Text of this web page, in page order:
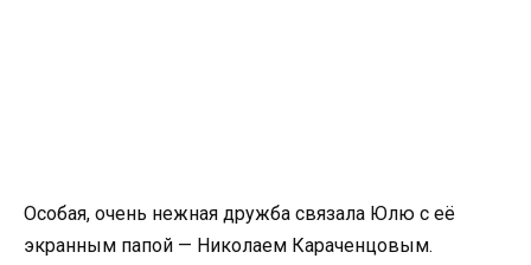
Особая, очень нежная дружба связала Юлю с её
экранным папой — Николаем Караченцовым.